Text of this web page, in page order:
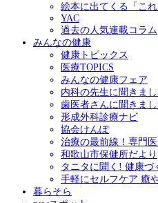
絵本に出てくる「こ
YAC
過去の人気連載コラム
みんなの健康
健康トピックス
医療TOPICS
みんなの健康フェア
内科の先生に聞きま
歯医者さんに聞きま
形成外科診療ナビ
協会けんぽ
治療の最前線！専門医
和歌山市保健所だより
タニタに聞く! 健康づ
手軽にセルフケア 癒
暮らそら